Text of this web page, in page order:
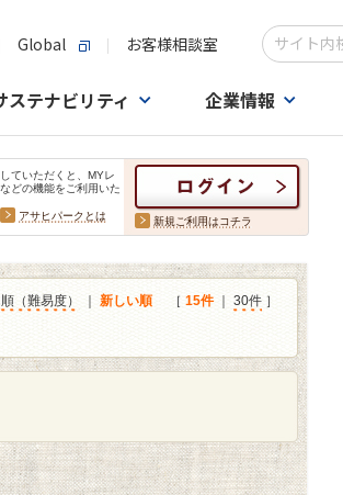
Global お客様相談室
検索キーワ
ステナビリティ 企業情報
ていただくと、MYレ
どの機能をご利用いた
アサヒパークとは 新規ご利用はコチラ
（難易度） 新しい順 ［ 15件｜ 30件 ］